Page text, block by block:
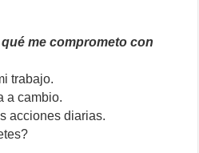
me comprometo con
trabajo.
a cambio.
acciones diarias.